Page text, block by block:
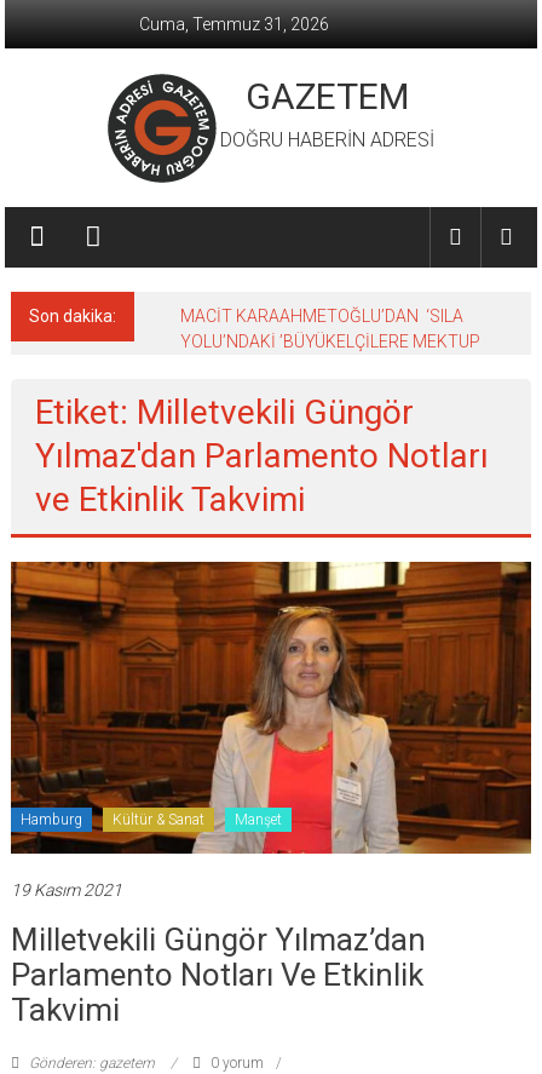
Cuma, Temmuz 31, 2026
GAZETEM
DOĞRU HABERİN ADRESİ
Son dakika:
MACİT KARAAHMETOĞLU’DAN ‘SILA
YOLU’NDAKİ ’BÜYÜKELÇİLERE MEKTUP
Etiket: Milletvekili Güngör
Yılmaz'dan Parlamento Notları
ve Etkinlik Takvimi
Hamburg Kültür & Sanat Manşet
19 Kasım 2021
Milletvekili Güngör Yılmaz’dan
Parlamento Notları Ve Etkinlik
Takvimi
Gönderen: gazetem
0 yorum